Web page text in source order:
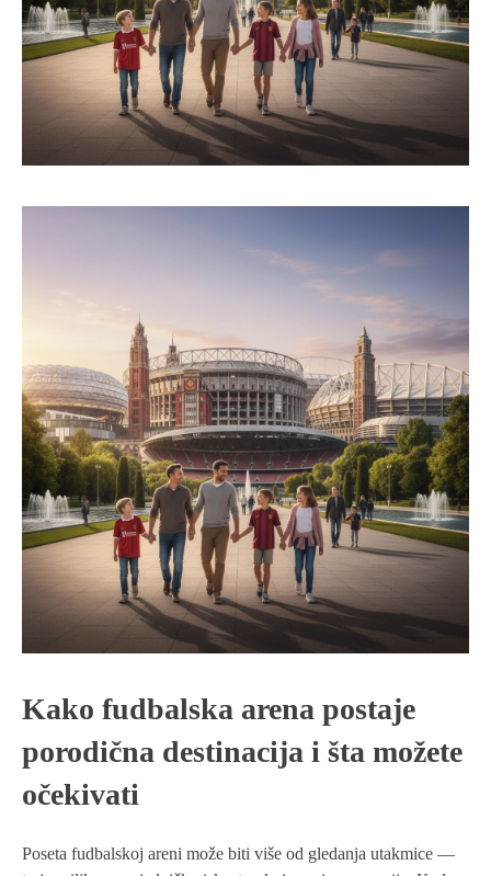
Kako fudbalska arena postaje
porodična destinacija i šta možete
očekivati
Poseta fudbalskoj areni može biti više od gledanja utakmice —